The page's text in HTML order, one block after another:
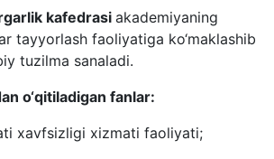
kafedrasi akademiyaning
tayyorlash faoliyatiga ko‘maklashib
tuzilma sanaladi.
o‘qitiladigan fanlar:
xavfsizligi xizmati faoliyati;